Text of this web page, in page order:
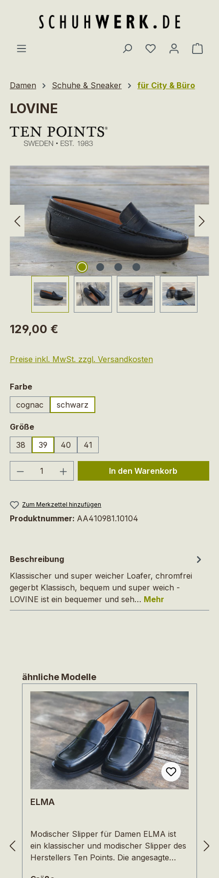
Du hast 0
Damen Schuhe & Sneaker für City & Büro
LOVINE
Bildergalerie überspringen
Regulärer Preis:
129,00 €
Preise inkl. MwSt. zzgl. Versandkosten
Farbeauswählen
cognac
schwarz
Größeauswählen
38
39 40 41
Produkt Anzahl: Gib denIn den Warenkorb
Zum Merkzettel hinzufügen
Produktnummer: AA410981.10104
Beschreibung
Klassischer und super weicher Loafer, chromfrei
gegerbt Klassisch, bequem und super weich -
LOVINE ist ein bequemer und seh… Mehr
Produktgalerie überspringen
ähnliche Modelle
ELMA
Modischer Slipper für Damen ELMA ist
ein klassischer und modischer Slipper des
Herstellers Ten Points. Die angesagte